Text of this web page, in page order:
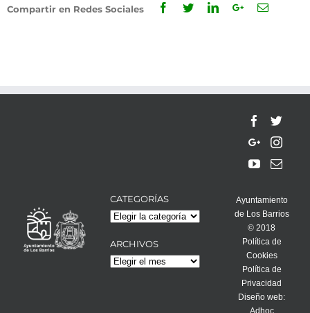
Compartir en Redes Sociales Facebook
TwitterLinkedinGoogle+Email
CATEGORÍAS
Categorías
ARCHIVOS
Archivos
Ayuntamiento
de Los Barrios
© 2018
Política de
Cookies
Política de
Privacidad
Diseño web:
Adhoc